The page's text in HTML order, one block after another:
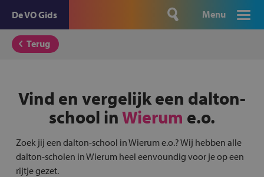
De VO Gids Menu
Terug
Vind en vergelijk een dalton-
school inWierum e.o.
Zoek jij een dalton-school in Wierum e.o.? Wij hebben alle
dalton-scholen in Wierum heel eenvoundig voor je op een
rijtje gezet.